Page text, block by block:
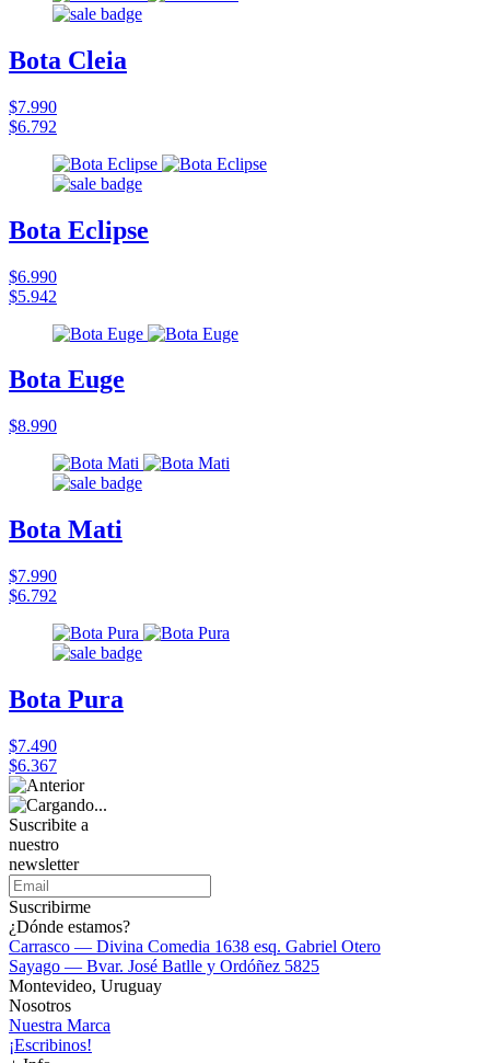
Bota Cleia
$7.990
$6.792
Bota Eclipse
$6.990
$5.942
Bota Euge
$8.990
Bota Mati
$7.990
$6.792
Bota Pura
$7.490
$6.367
Suscribite a
nuestro
newsletter
Suscribirme
¿Dónde estamos?
Carrasco — Divina Comedia 1638 esq. Gabriel Otero
Sayago — Bvar. José Batlle y Ordóñez 5825
Montevideo, Uruguay
Nosotros
Nuestra Marca
¡Escribinos!